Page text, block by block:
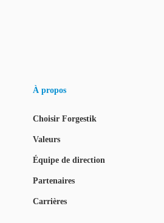
À propos
Choisir Forgestik
Valeurs
Équipe de direction
Partenaires
Carrières